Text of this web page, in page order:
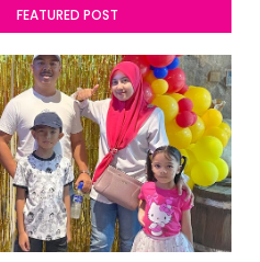
FEATURED POST